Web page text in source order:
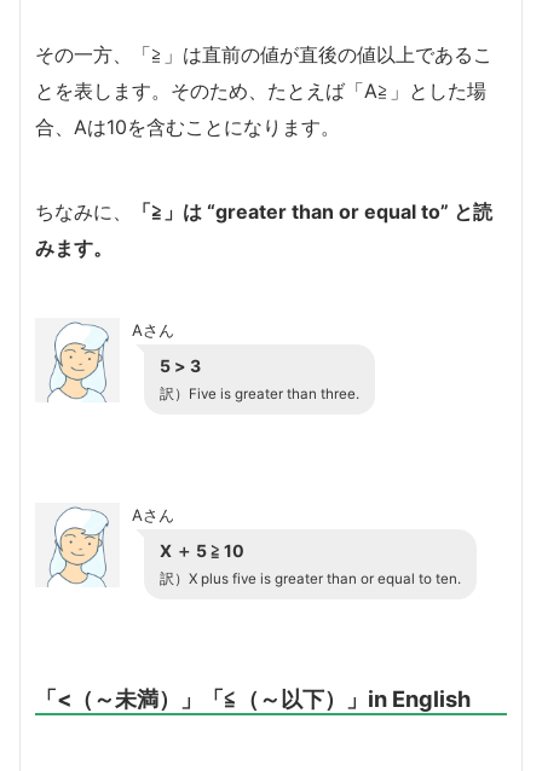
その一方、「≧」は直前の値が直後の値以上であるこ
とを表します。そのため、たとえば「A≧」とした場
合、Aは10を含むことになります。
ちなみに、
「≧」は “greater than or equal to” と読
みます。
Aさん
5 > 3
訳）Five is greater than three.
Aさん
X ＋ 5 ≧ 10
訳）X plus five is greater than or equal to ten.
「<（～未満）」「≦（～以下）」in English